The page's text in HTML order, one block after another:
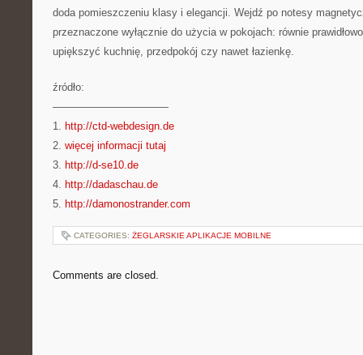
doda pomieszczeniu klasy i elegancji. Wejdź po notesy
przeznaczone wyłącznie do użycia w pokojach: równie
upiększyć kuchnię, przedpokój czy nawet łazienkę.
źródło:
———————————
1. http://ctd-webdesign.de
2. więcej informacji tutaj
3. http://d-se10.de
4. http://dadaschau.de
5. http://damonostrander.com
CATEGORIES: ŻEGLARSKIE APLIKACJE MOBILNE
Comments are closed.